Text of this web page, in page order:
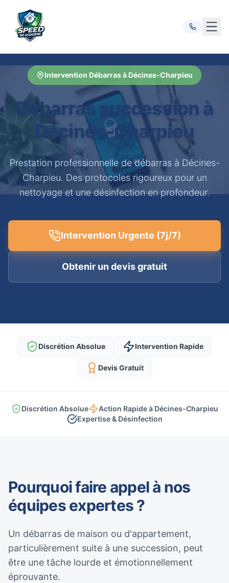
Intervention Débarras à Décines-Charpieu
Débarras succession à
Décines-Charpieu
Prestation professionnelle de débarras à Décines-
Charpieu. Des protocoles rigoureux pour un
nettoyage et une désinfection en profondeur.
Intervention Urgente (7j/7)
Obtenir un devis gratuit
Discrétion Absolue Intervention Rapide
Devis Gratuit
Discrétion Absolue
Action Rapide à Décines-Charpieu
Expertise & Désinfection
Pourquoi faire appel à nos
équipes expertes ?
Un débarras de maison ou d'appartement,
particulièrement suite à une succession, peut
être une tâche lourde et émotionnellement
éprouvante.